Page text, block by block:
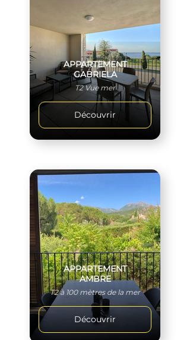
APPARTEMENT
GABRIELA
T2 Vue mer
Découvrir
APPARTEMENT
AMBRE
T2 à 100 mètres de la mer
Découvrir